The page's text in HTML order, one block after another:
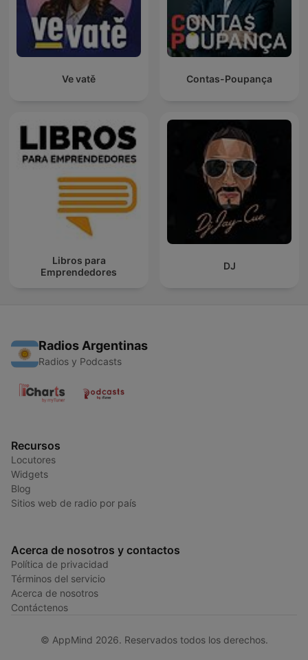
Ve vatě Contas-Poupança
Libros para
Emprendedores
DJ
Radios Argentinas
Radios y Podcasts
Recursos
Locutores
Widgets
Blog
Sitios web de radio por país
Acerca de nosotros y contactos
Política de privacidad
Términos del servicio
Acerca de nosotros
Contáctenos
© AppMind 2026. Reservados todos los derechos.